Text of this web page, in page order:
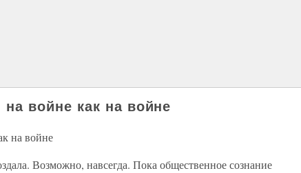
войне как на войне
на войне
Возможно, навсегда. Пока общественное сознание